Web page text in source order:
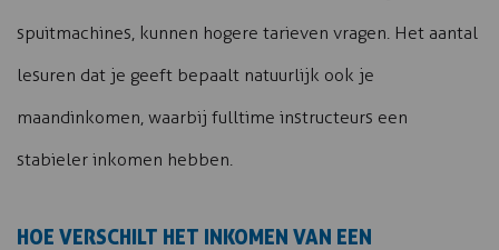
spuitmachines, kunnen hogere tarieven vragen. Het aantal
lesuren dat je geeft bepaalt natuurlijk ook je
maandinkomen, waarbij fulltime instructeurs een
stabieler inkomen hebben.
HOE VERSCHILT HET INKOMEN VAN EEN